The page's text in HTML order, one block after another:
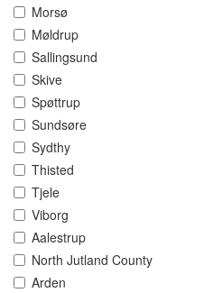
Morsø
Møldrup
Sallingsund
Skive
Spøttrup
Sundsøre
Sydthy
Thisted
Tjele
Viborg
Aalestrup
North Jutland County
Arden